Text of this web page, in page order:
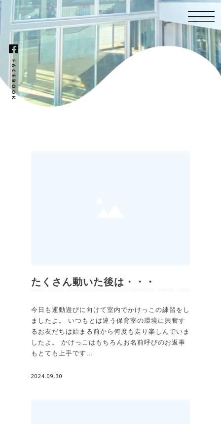
たくさん動いた後は・・・
今日も運動遊びに向けて室内でかけっこの練習をし
ましたよ。 いつもとは違う保育室の環境に興奮す
るお友だちは始まる前から何度も走り楽しんでいま
したよ。 かけっこはもちろんお名前呼びのお返事
もとても上手です…
2024.09.30